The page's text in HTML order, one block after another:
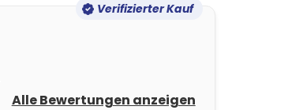
Verifizierter Kauf
Alle Bewertungen anzeigen